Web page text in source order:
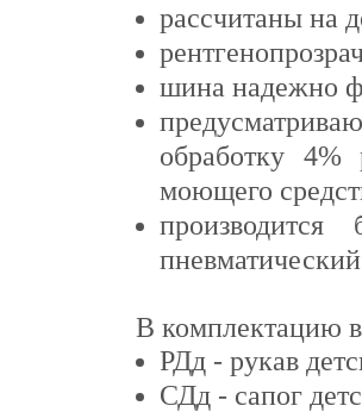
рассчитаны на
шина надежно
обработку 4%
моющего
В комплектацию
РДд - рукав
СДд - сапог